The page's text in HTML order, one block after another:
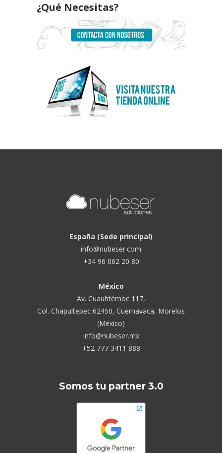
¿Qué Necesitas?
España (Sede principal)
info@nubeser.com
+34 96 062 20 80
México
Av. Cuauhtémoc 117,
Col. Chapultepec 62450, Cuernavaca, Morelos
(México)
info@nubeser.mx
+52 777 3411 888
Somos tu partner 3.0